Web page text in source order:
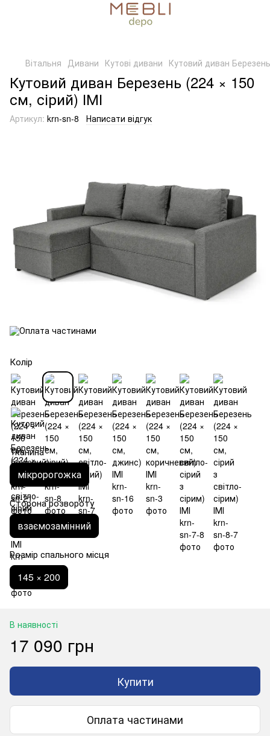
Вітальня Дивани Кутові дивани Кутовий диван
Кутовий диван Березень (224 × 150
см, сірий) ІМІ
Артикул: krn-sn-8 Написати відгук
Колір
Тканина
мікророгожка
Сторона розвороту
взаємозамінний
Розмір спального місця
145 × 200
В наявності
17 090 грн
Купити
Оплата частинами